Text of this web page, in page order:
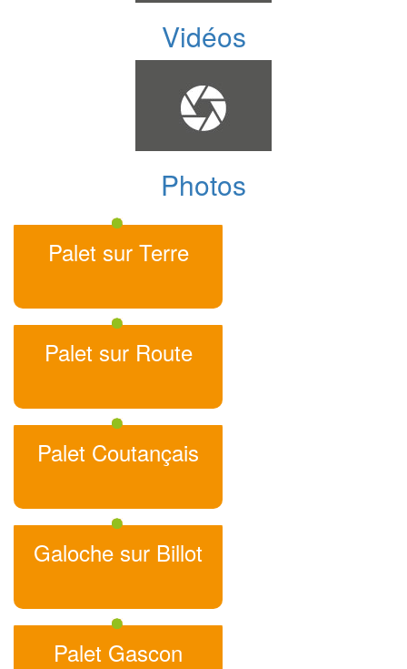
Vidéos
Photos
Palet sur Terre
Palet sur Route
Palet Coutançais
Galoche sur Billot
Palet Gascon